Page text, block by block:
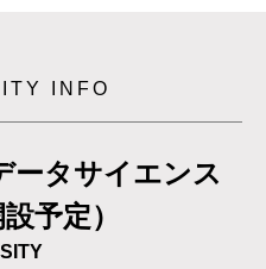
INFO
ータサイエンス
予定）